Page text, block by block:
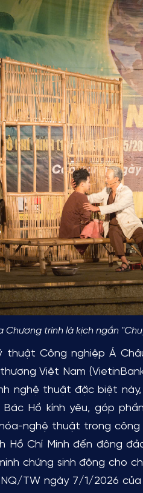
Chương trình là kịch ngắn
Công nghiệp Á Châu
Việt Nam
nghệ thuật đặc biệt
Hồ kính yêu, góp
nghệ thuật trong
Hồ Chí Minh đến đông
chứng sinh động cho
TW ngày 7/1/2026